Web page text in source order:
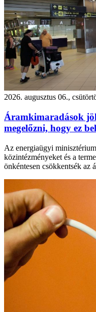
2026. augusztus 06.,
Áramkimaradások
megelőzni, hogy ez
Az energiaügyi
közintézményeket és a
önkéntesen csökkentsék az